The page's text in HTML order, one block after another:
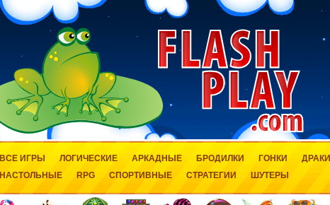
ВСЕ ИГРЫ ЛОГИЧЕСКИЕ АРКАДНЫЕ БРОДИЛКИ ГОНКИ ДРАКИ
НАСТОЛЬНЫЕ
RPG СПОРТИВНЫЕ СТРАТЕГИИ ШУТЕРЫ